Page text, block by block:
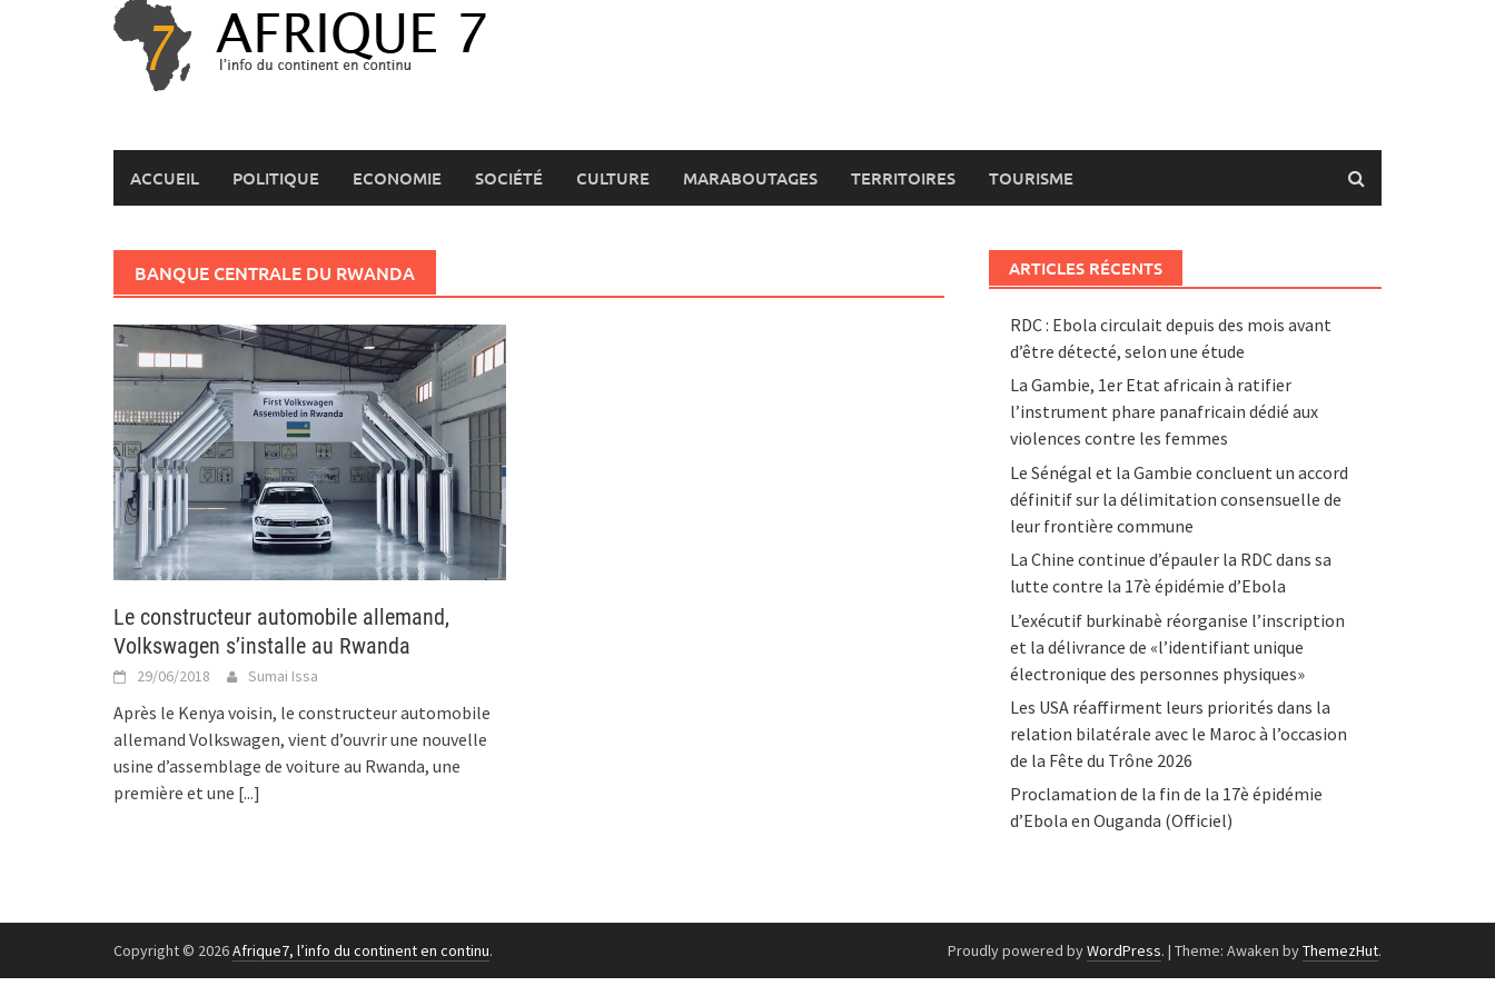
ACCUEIL POLITIQUE ECONOMIE SOCIÉTÉ CULTURE MARABOUTAGES TERRITOIRES TOURISME
BANQUE CENTRALE DU RWANDA
Le constructeur automobile allemand,
Volkswagen s’installe au Rwanda
29/06/2018 Sumai Issa
Après le Kenya voisin, le constructeur automobile
allemand Volkswagen, vient d’ouvrir une nouvelle
usine d’assemblage de voiture au Rwanda, une
première et une [...]
ARTICLES RÉCENTS
RDC : Ebola circulait depuis des mois avant
d’être détecté, selon une étude
La Gambie, 1er Etat africain à ratifier
l’instrument phare panafricain dédié aux
violences contre les femmes
Le Sénégal et la Gambie concluent un accord
définitif sur la délimitation consensuelle de
leur frontière commune
La Chine continue d’épauler la RDC dans sa
lutte contre la 17è épidémie d’Ebola
L’exécutif burkinabè réorganise l’inscription
et la délivrance de «l’identifiant unique
électronique des personnes physiques»
Les USA réaffirment leurs priorités dans la
relation bilatérale avec le Maroc à l’occasion
de la Fête du Trône 2026
Proclamation de la fin de la 17è épidémie
d’Ebola en Ouganda (Officiel)
Copyright © 2026Afrique7, l’info du continent en continu. Proudly powered byWordPress. | Theme: Awaken byThemezHut.